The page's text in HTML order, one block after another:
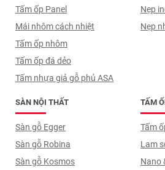
Tấm ốp Panel
Mái nhôm cách nhiệt
Tấm ốp nhôm
Tấm ốp đá dẻo
Tấm nhựa giả gỗ phủ ASA
TẤM
Tấm
Lam
Nano
SÀN NỘI THẤT
Sàn gỗ Egger
Sàn gỗ Robina
Sàn gỗ Kosmos
Nẹp
Nẹp